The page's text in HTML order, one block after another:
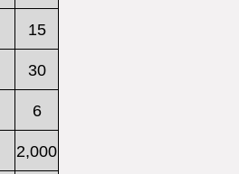
15
30
6
2,000